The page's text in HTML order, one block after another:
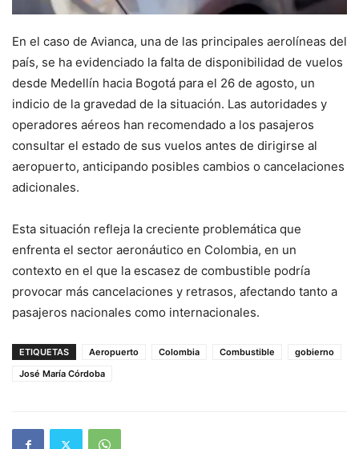
En el caso de Avianca, una de las principales aerolíneas del
país, se ha evidenciado la falta de disponibilidad de vuelos
desde Medellín hacia Bogotá para el 26 de agosto, un
indicio de la gravedad de la situación. Las autoridades y
operadores aéreos han recomendado a los pasajeros
consultar el estado de sus vuelos antes de dirigirse al
aeropuerto, anticipando posibles cambios o cancelaciones
adicionales.
Esta situación refleja la creciente problemática que
enfrenta el sector aeronáutico en Colombia, en un
contexto en el que la escasez de combustible podría
provocar más cancelaciones y retrasos, afectando tanto a
pasajeros nacionales como internacionales.
ETIQUETAS Aeropuerto Colombia Combustible
gobierno
José María Córdoba